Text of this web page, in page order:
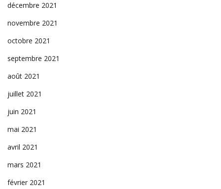
décembre 2021
novembre 2021
octobre 2021
septembre 2021
août 2021
juillet 2021
juin 2021
mai 2021
avril 2021
mars 2021
février 2021